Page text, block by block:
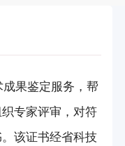
果鉴定服务，帮
专家评审，对符
该证书经省科技